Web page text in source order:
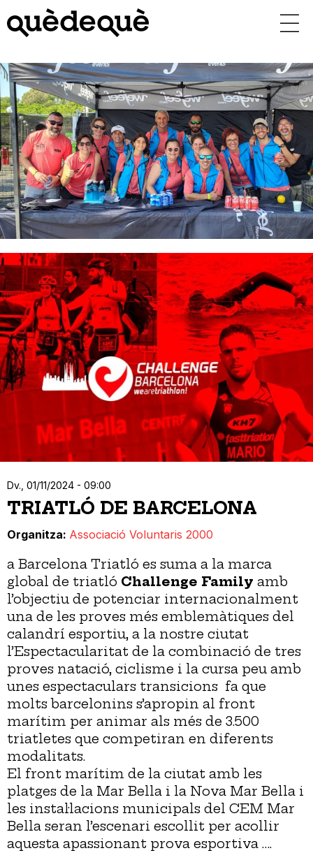
contingut
Dv., 01/11/2024 - 09:00
TRIATLÓ DE BARCELONA
Organitza Associació Voluntaris 2000
a Barcelona Triatló es suma a la marca
global de triatló Challenge Family amb
l’objectiu de potenciar internacionalment
una de les proves més emblemàtiques del
calandrí esportiu, a la nostre ciutat
l’Espectacularitat de la combinació de tres
proves natació, ciclisme i la cursa peu amb
unes espectaculars transicions fa que
molts barcelonins s’apropin al front
marítim per animar als més de 3.500
triatletes que competiran en diferents
modalitats.
El front marítim de la ciutat amb les
platges de la Mar Bella i la Nova Mar Bella i
les instal·lacions municipals del CEM Mar
Bella seran l’escenari escollit per acollir
aquesta apassionant prova esportiva ….